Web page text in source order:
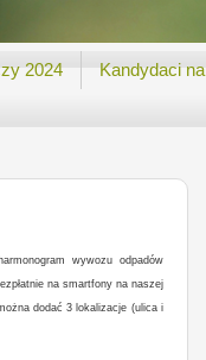
2024
Kandydaci
wywozu odpadów
na smartfony na naszej
dodać 3 lokalizacje (ulica i